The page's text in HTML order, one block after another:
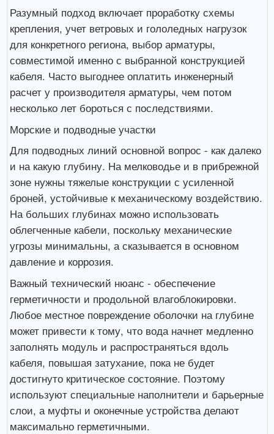
Разумный подход включает проработку схемы
крепления, учет ветровых и гололедных нагрузок
для конкретного региона, выбор арматуры,
совместимой именно с выбранной конструкцией
кабеля. Часто выгоднее оплатить инженерный
расчет у производителя арматуры, чем потом
несколько лет бороться с последствиями.
Морские и подводные участки
Для подводных линий основной вопрос - как далеко
и на какую глубину. На мелководье и в прибрежной
зоне нужны тяжелые конструкции с усиленной
броней, устойчивые к механическому воздействию.
На больших глубинах можно использовать
облегченные кабели, поскольку механические
угрозы минимальны, а сказывается в основном
давление и коррозия.
Важный технический нюанс - обеспечение
герметичности и продольной влагоблокировки.
Любое местное повреждение оболочки на глубине
может привести к тому, что вода начнет медленно
заполнять модуль и распространяться вдоль
кабеля, повышая затухание, пока не будет
достигнуто критическое состояние. Поэтому
используют специальные наполнители и барьерные
слои, а муфты и оконечные устройства делают
максимально герметичными.